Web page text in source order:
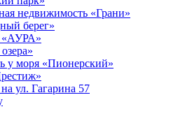
недвижимость «Грани»
берег»
у моря «Пионерский»
ул. Гагарина 57